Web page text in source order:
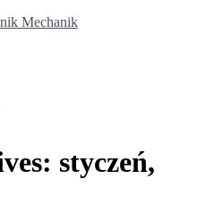
Mechanik
styczeń,